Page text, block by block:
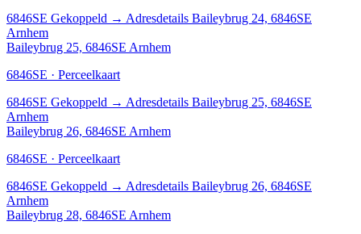
6846SE Gekoppeld → Adresdetails Baileybrug 24, 6846SE
Arnhem
Baileybrug 25, 6846SE Arnhem
6846SE · Perceelkaart
6846SE Gekoppeld → Adresdetails Baileybrug 25, 6846SE
Arnhem
Baileybrug 26, 6846SE Arnhem
6846SE · Perceelkaart
6846SE Gekoppeld → Adresdetails Baileybrug 26, 6846SE
Arnhem
Baileybrug 28, 6846SE Arnhem